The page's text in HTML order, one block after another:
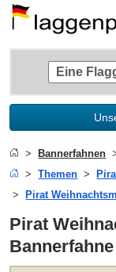
Bannerfahnen
Themen
Pirat
Pirat